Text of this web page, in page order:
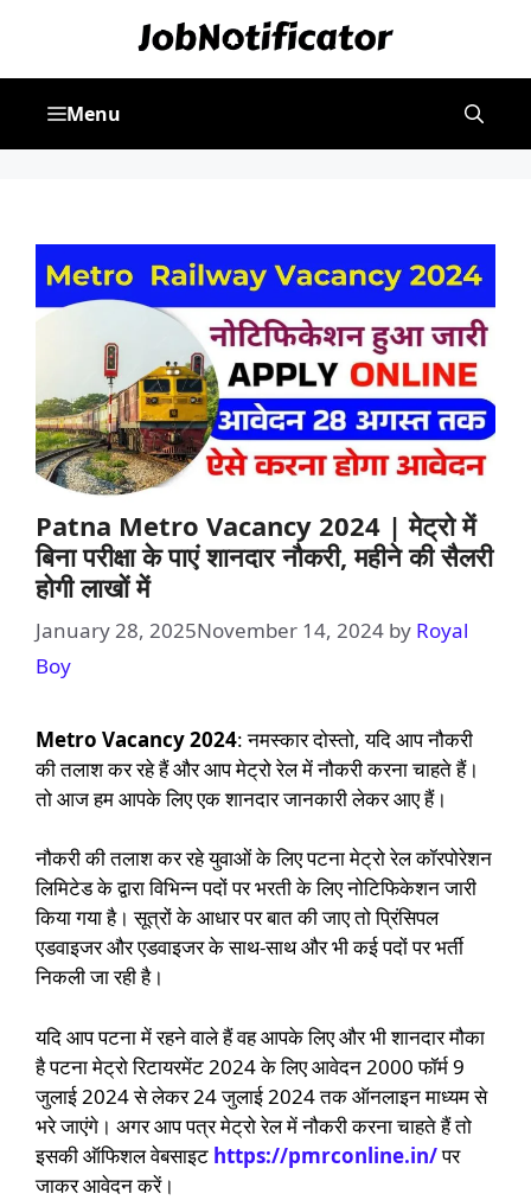
content
Menu
Patna Metro Vacancy 2024 | मेट्रो में
बिना परीक्षा के पाएं शानदार नौकरी, महीने की सैलरी
होगी लाखों में
January 28, 2025November 14, 2024 by Royal
Boy
Metro Vacancy 2024: नमस्कार दोस्तो, यदि आप नौकरी
की तलाश कर रहे हैं और आप मेट्रो रेल में नौकरी करना चाहते हैं।
तो आज हम आपके लिए एक शानदार जानकारी लेकर आए हैं।
नौकरी की तलाश कर रहे युवाओं के लिए पटना मेट्रो रेल कॉरपोरेशन
लिमिटेड के द्वारा विभिन्न पदों पर भरती के लिए नोटिफिकेशन जारी
किया गया है। सूत्रों के आधार पर बात की जाए तो प्रिंसिपल
एडवाइजर और एडवाइजर के साथ-साथ और भी कई पदों पर भर्ती
निकली जा रही है।
यदि आप पटना में रहने वाले हैं वह आपके लिए और भी शानदार मौका
है पटना मेट्रो रिटायरमेंट 2024 के लिए आवेदन 2000 फॉर्म 9
जुलाई 2024 से लेकर 24 जुलाई 2024 तक ऑनलाइन माध्यम से
भरे जाएंगे। अगर आप पत्र मेट्रो रेल में नौकरी करना चाहते हैं तो
इसकी ऑफिशल वेबसाइट https://pmrconline.in/पर
जाकर आवेदन करें।